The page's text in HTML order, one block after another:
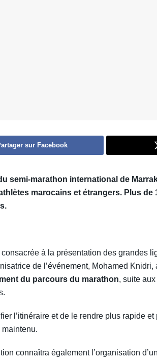
sur Facebook
semi-marathon international de
marocains et étrangers. Plus
consacrée à la présentation des grandes
de l’événement, Mohamed
du parcours du marathon, suite
l’itinéraire et de le rendre plus rapide
connaîtra également l’organisation